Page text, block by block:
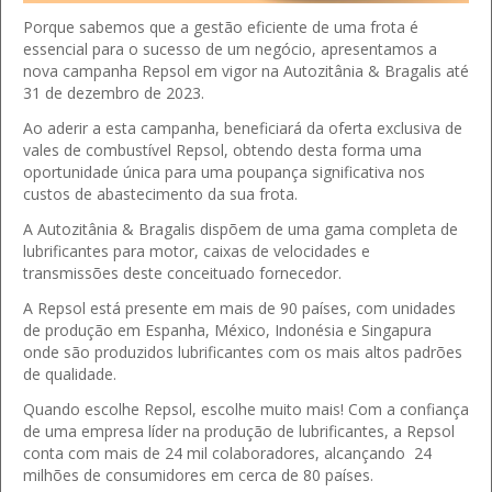
Porque sabemos que a gestão eficiente de uma frota é
essencial para o sucesso de um negócio, apresentamos a
nova campanha Repsol em vigor na Autozitânia & Bragalis até
31 de dezembro de 2023.
Ao aderir a esta campanha, beneficiará da oferta exclusiva de
vales de combustível Repsol, obtendo desta forma uma
oportunidade única para uma poupança significativa nos
custos de abastecimento da sua frota.
A Autozitânia & Bragalis dispõem de uma gama completa de
lubrificantes para motor, caixas de velocidades e
transmissões deste conceituado fornecedor.
A Repsol está presente em mais de 90 países, com unidades
de produção em Espanha, México, Indonésia e Singapura
onde são produzidos lubrificantes com os mais altos padrões
de qualidade.
Quando escolhe Repsol, escolhe muito mais! Com a confiança
de uma empresa líder na produção de lubrificantes, a Repsol
conta com mais de 24 mil colaboradores, alcançando 24
milhões de consumidores em cerca de 80 países.